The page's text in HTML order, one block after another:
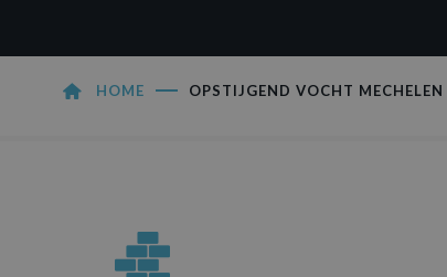
HOME OPSTIJGEND VOCHT MECHELEN